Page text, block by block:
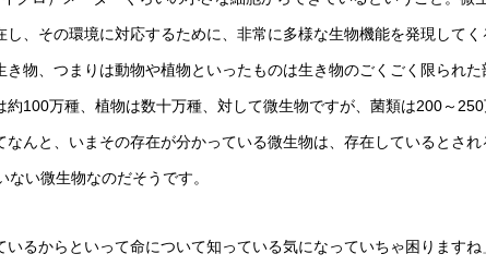
し、その環境に対応するために、非常に多様な生物機能を発現して
き物、つまりは動物や植物といったものは生き物のごくごく限られ
約100万種、植物は数十万種、対して微生物ですが、菌類は200～
なんと、いまその存在が分かっている微生物は、存在しているとさ
い微生物なのだそうです。
いるからといって命について知っている気になっていちゃ困ります